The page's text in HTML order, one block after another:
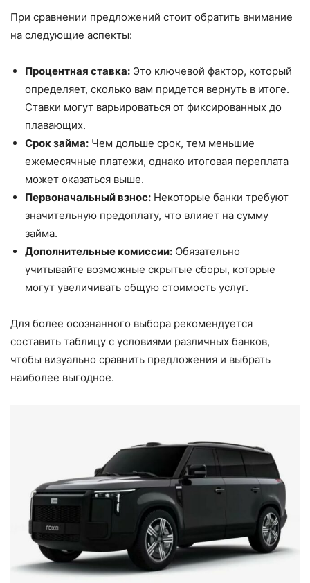
При сравнении предложений стоит обратить внимание
на следующие аспекты:
Процентная ставка: Это ключевой фактор, который
определяет, сколько вам придется вернуть в итоге.
Ставки могут варьироваться от фиксированных до
плавающих.
Срок займа: Чем дольше срок, тем меньшие
ежемесячные платежи, однако итоговая переплата
может оказаться выше.
Первоначальный взнос: Некоторые банки требуют
значительную предоплату, что влияет на сумму
займа.
Дополнительные комиссии: Обязательно
учитывайте возможные скрытые сборы, которые
могут увеличивать общую стоимость услуг.
Для более осознанного выбора рекомендуется
составить таблицу с условиями различных банков,
чтобы визуально сравнить предложения и выбрать
наиболее выгодное.